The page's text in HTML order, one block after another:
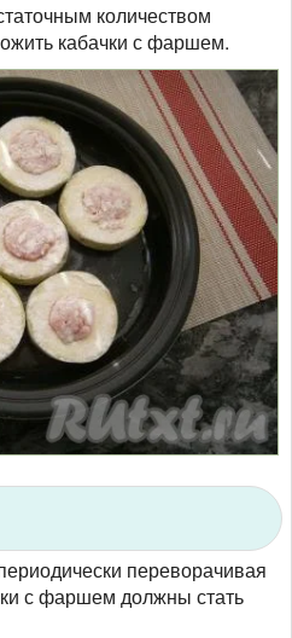
количеством
кабачки с фаршем.
переворачивая
с фаршем должны стать